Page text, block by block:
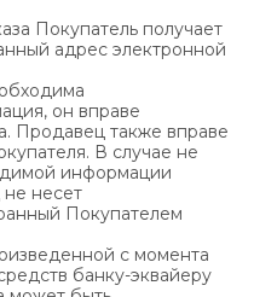
Покупатель получает
адрес электронной
он вправе
Продавец также вправе
В случае не
информации
несет
Покупателем
с момента
банку-эквайеру